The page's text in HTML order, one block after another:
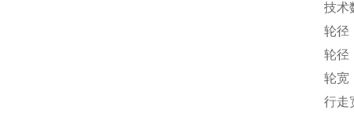
技术
轮径
轮径
轮宽
行走